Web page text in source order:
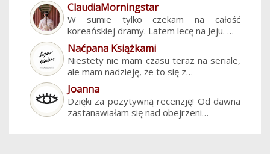
ClaudiaMorningstar
W sumie tylko czekam na całość
koreańskiej dramy. Latem lecę na Jeju. …
Naćpana Książkami
Niestety nie mam czasu teraz na seriale,
ale mam nadzieję, że to się z…
Joanna
Dzięki za pozytywną recenzję! Od dawna
zastanawiałam się nad obejrzeni…